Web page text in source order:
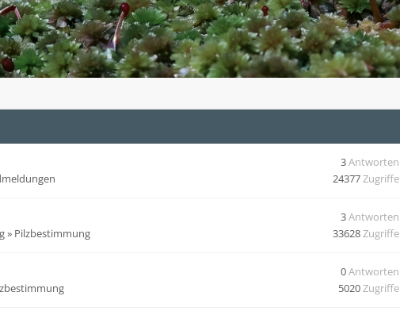
3Antworten
24377Zugriffe
» Pilzbestimmung
3Antworten
33628Zugriffe
0Antworten
5020Zugriffe